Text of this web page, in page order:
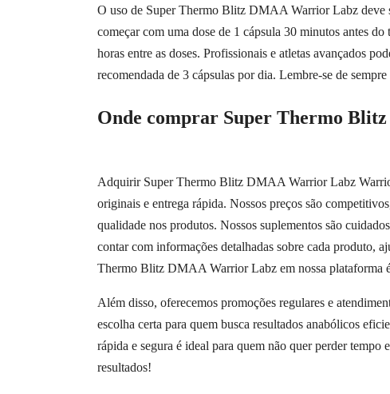
O uso de Super Thermo Blitz DMAA Warrior Labz deve
começar com uma dose de 1 cápsula 30 minutos antes
horas entre as doses. Profissionais e atletas avançados
recomendada de 3 cápsulas por dia. Lembre-se de
Onde comprar Super Thermo
Adquirir Super Thermo Blitz DMAA Warrior Labz
originais e entrega rápida. Nossos preços são
qualidade nos produtos. Nossos suplementos são
contar com informações detalhadas sobre cada produto,
Thermo Blitz DMAA Warrior Labz em nossa plataforma
Além disso, oferecemos promoções regulares e
escolha certa para quem busca resultados anabólicos
rápida e segura é ideal para quem não quer perder
resultados!